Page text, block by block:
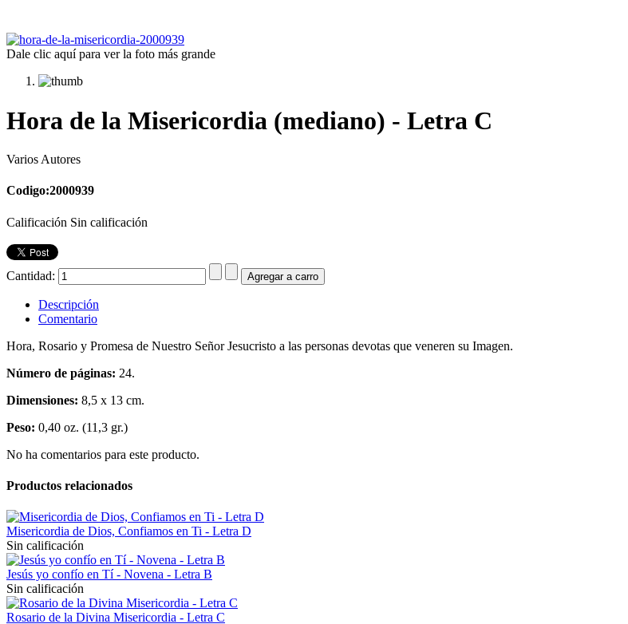
Dale clic aquí para ver la foto más grande
Hora de la Misericordia (mediano) - Letra C
Varios Autores
Codigo:2000939
Calificación Sin calificación
Cantidad:
Descripción
Comentario
Hora, Rosario y Promesa de Nuestro Señor Jesucristo a las personas devotas que veneren su Imagen.
Número de páginas: 24.
Dimensiones: 8,5 x 13 cm.
Peso: 0,40 oz. (11,3 gr.)
No ha comentarios para este producto.
Productos relacionados
Misericordia de Dios, Confiamos en Ti - Letra D
Sin calificación
Jesús yo confío en Tí - Novena - Letra B
Sin calificación
Rosario de la Divina Misericordia - Letra C